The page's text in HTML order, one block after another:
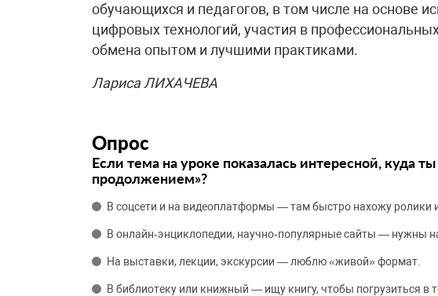
обучающихся и педагогов, в том числе на основе
цифровых технологий, участия в
обмена опытом и лучшими практиками.
Лариса ЛИХАЧЕВА
Опрос
Если тема на уроке показалась интересной, куда
продолжением»?
В соцсети и на видеоплатформы — там быстро нахожу ролики
В онлайн‑энциклопедии, научно‑популярные сайты — нужны
На выставки, лекции, экскурсии — люблю «живой» формат.
В библиотеку или книжный — ищу книгу, чтобы погрузиться в